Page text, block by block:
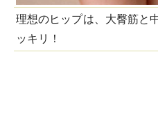
理想のヒップは、大臀筋と
ッキリ！